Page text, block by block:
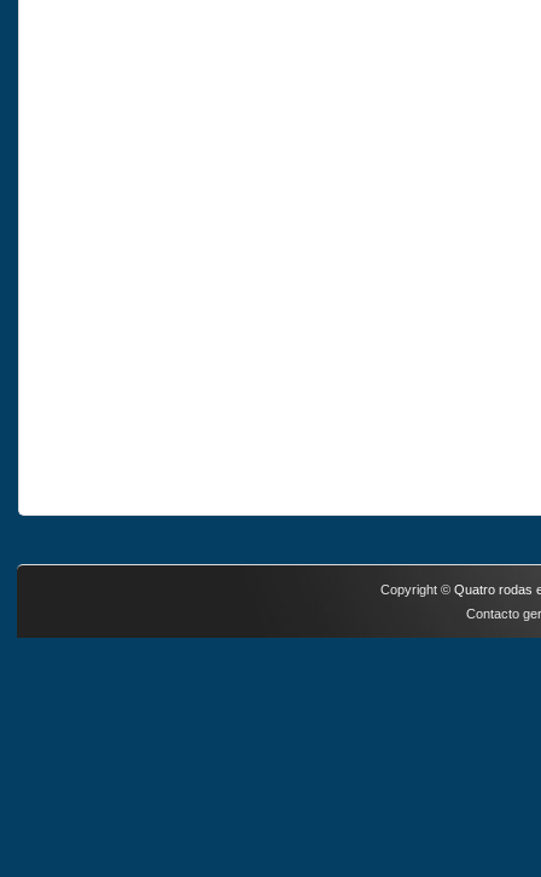
Copyright © Quatro rodas
Contacto